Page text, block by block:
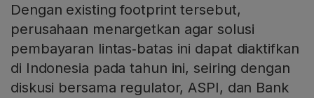
Dengan existing footprint tersebut,
perusahaan menargetkan agar solusi
pembayaran lintas‑batas ini dapat diaktifkan
di Indonesia pada tahun ini, seiring dengan
diskusi bersama regulator, ASPI, dan Bank